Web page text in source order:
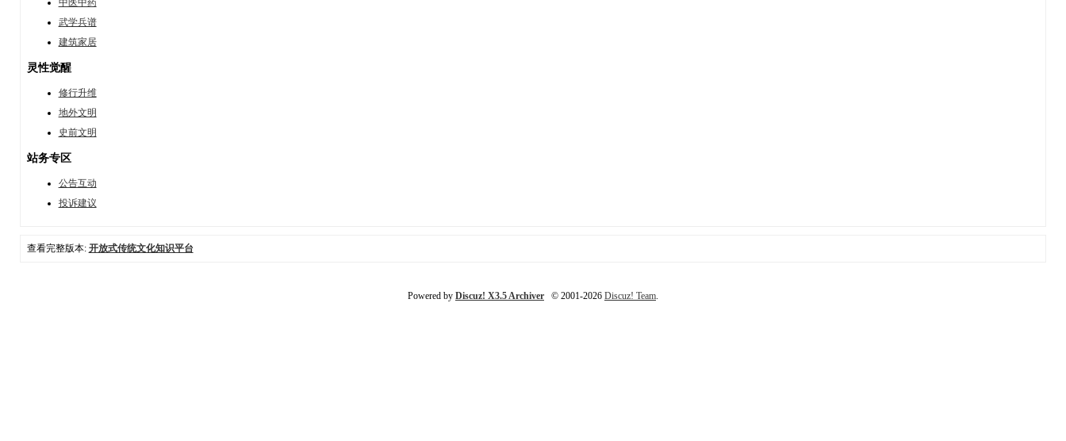
中医中药
武学兵谱
建筑家居
灵性觉醒
修行升维
地外文明
史前文明
站务专区
公告互动
投诉建议
查看完整版本: 开放式传统文化知识平台
Powered by Discuz! X3.5 Archiver © 2001-2026 Discuz! Team.